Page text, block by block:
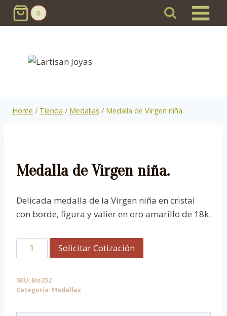
Skip
0
Home / Tienda / Medallas / Medalla de Virgen niña.
Medalla de Virgen niña.
Delicada medalla de la Virgen niña en cristal
con borde, figura y valier en oro amarillo de 18k.
Medalla
de
niña.
Solicitar Cotización
SKU: Me252
Categoría: Medallas